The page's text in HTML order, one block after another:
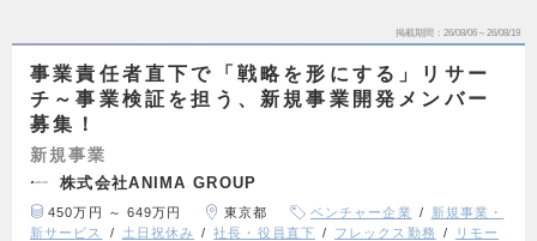
掲載期間 26/08/06～26/08/19
事業責任者直下で「戦略を形にする」リサー
チ～事業検証を担う、新規事業開発メンバー
募集！
新規事業
株式会社ANIMA GROUP
450万円 ～ 649万円 東京都 ベンチャー企業
新規事業・
新サービス
土日祝休み 社長・役員直下 フレックス勤務
リモー